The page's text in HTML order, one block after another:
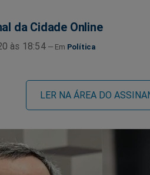
da Cidade Online
às 18:54 Política
LER NA ÁREA DO